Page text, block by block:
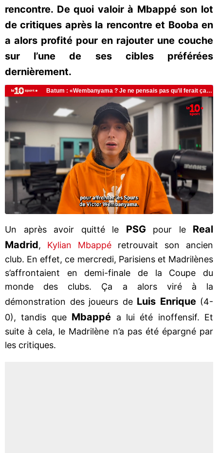
rencontre. De quoi valoir à Mbappé son lot
de critiques après la rencontre et Booba en
a alors profité pour en rajouter une couche
sur l’une de ses cibles préférées
dernièrement.
Un après avoir quitté le PSGpour le Real
Madrid, Kylian Mbappé retrouvait son ancien
club. En effet, ce mercredi, Parisiens et Madrilènes
s’affrontaient en demi-finale de la Coupe du
monde des clubs. Ça a alors viré à la
démonstration des joueurs de Luis Enrique(4-
0), tandis que Mbappé a lui été inoffensif. Et
suite à cela, le Madrilène n’a pas été épargné par
les critiques.